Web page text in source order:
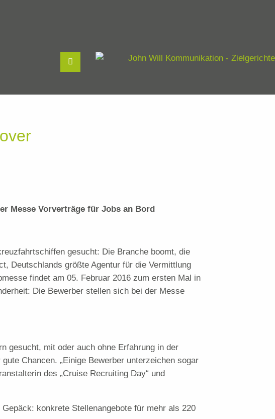
Messe Vorverträge für Jobs an Bord
gesucht: Die Branche boomt, die
Deutschlands größte Agentur für die Vermittlung
findet am 05. Februar 2016 zum ersten Mal in
Die Bewerber stellen sich bei der Messe
gesucht, mit oder auch ohne Erfahrung in der
Chancen. „Einige Bewerber unterzeichen sogar
des „Cruise Recruiting Day“ und
konkrete Stellenangebote für mehr als 220